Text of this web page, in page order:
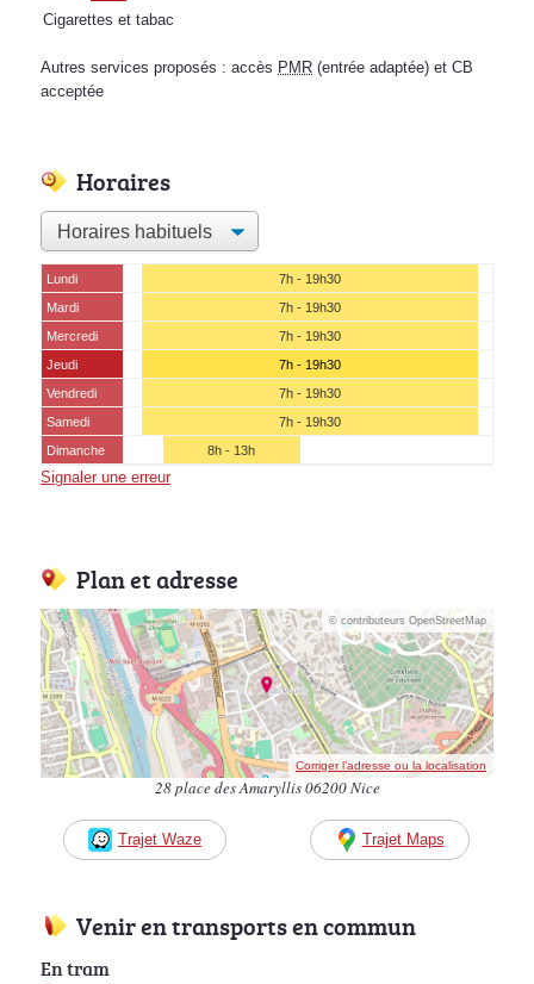
Cigarettes et tabac
Autres services proposés : accès PMR (entrée adaptée) et CB
acceptée
Horaires
Lundi
7h - 19h30
Mardi
7h - 19h30
Mercredi
7h - 19h30
Jeudi
7h - 19h30
Vendredi
7h - 19h30
Samedi
7h - 19h30
Dimanche
8h - 13h
Signaler une erreur
Plan et adresse
© contributeurs OpenStreetMap
Corriger l’adresse ou la localisation
28 place des Amaryllis 06200 Nice
Trajet Waze Trajet Maps
Venir en transports en commun
En tram